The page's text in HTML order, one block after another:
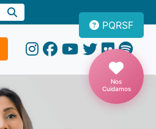
PQRSF
Nos
Cuidamos